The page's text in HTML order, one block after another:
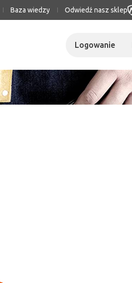
Baza wiedzy Odwiedź nasz sklep
Logowanie